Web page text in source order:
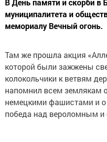
В День памяти и скорби в
муниципалитета и
мемориалу Вечный огонь.
Там же прошла акция
которой были зажжены
колокольчики к ветвям
напомнил всем землякам
немецкими фашистами и о
победа над вероломным